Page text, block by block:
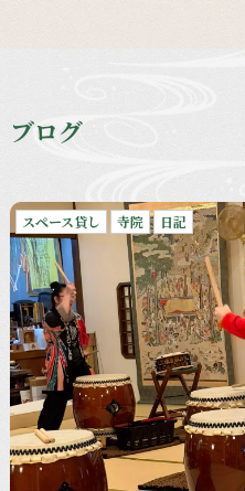
ブログ
スペース貸し 寺院 日記